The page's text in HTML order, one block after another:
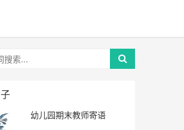
幼儿园期末教师寄语